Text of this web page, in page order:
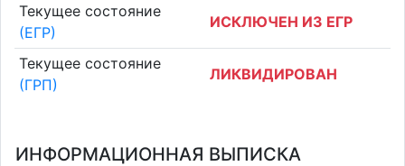
Текущее состояние
(ЕГР)
ИСКЛЮЧЕН ИЗ ЕГР
Текущее состояние
(ГРП)
ЛИКВИДИРОВАН
ИНФОРМАЦИОННАЯ ВЫПИСКА